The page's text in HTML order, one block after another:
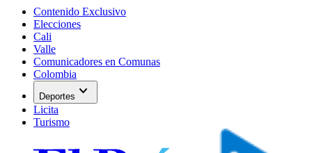
Contenido Exclusivo
Elecciones
Cali
Valle
Comunicadores en Comunas
Colombia
Deportes expand_more
Licita
Turismo